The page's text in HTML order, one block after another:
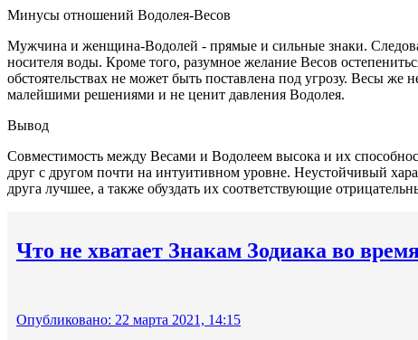
Минусы отношений Водолея-Весов
Мужчина и женщина-Водолей - прямые и сильные знаки.
носителя воды. Кроме того, разумное желание Весов
обстоятельствах не может быть поставлена ​​под угрозу. Весы
малейшими решениями и не ценит давления Водолея.
Вывод
Совместимость между Весами и Водолеем высока и их
друг с другом почти на интуитивном уровне. Неустойчивый
друга лучшее, а также обуздать их соответствующие
Что не хватает Знакам Зодиака во
Опубликовано: 22 марта 2021, 14:15